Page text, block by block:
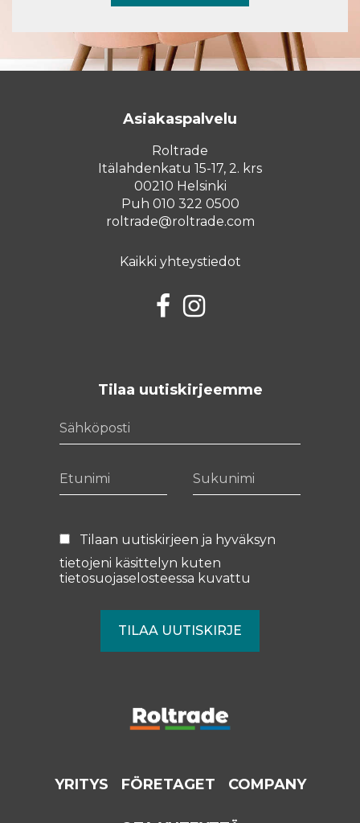
Asiakaspalvelu
Roltrade
Itälahdenkatu 15-17, 2. krs
00210 Helsinki
Puh 010 322 0500
roltrade@roltrade.com
Kaikki yhteystiedot
FacebookInstagram
Tilaa uutiskirjeemme
Tilaan uutiskirjeen ja hyväksyn
tietojeni käsittelyn kuten
tietosuojaselosteessa kuvattu
YRITYS FÖRETAGET COMPANY